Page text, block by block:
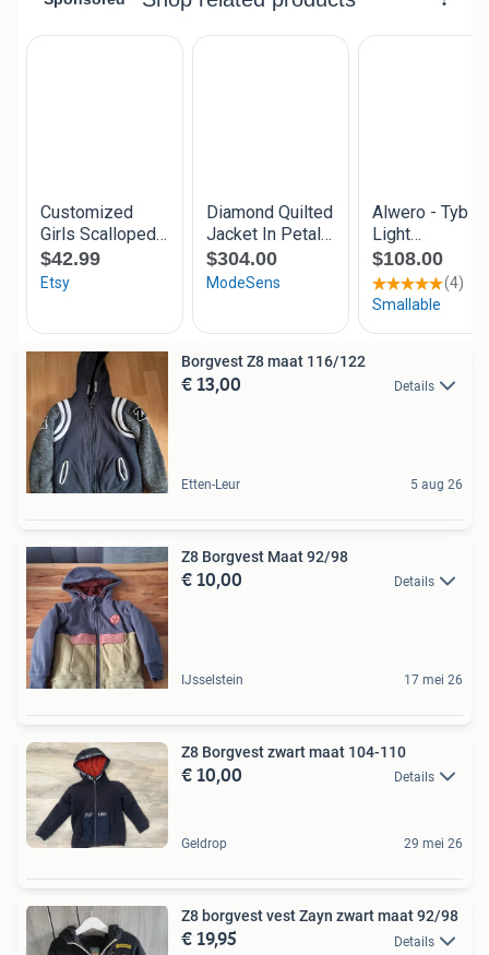
Borgvest Z8 maat 116/122
€ 13,00 Details
Etten-Leur 5 aug 26
Z8 Borgvest Maat 92/98
€ 10,00 Details
IJsselstein 17 mei 26
Z8 Borgvest zwart maat 104-110
€ 10,00 Details
Geldrop 29 mei 26
Z8 borgvest vest Zayn zwart maat 92/98
€ 19,95 Details